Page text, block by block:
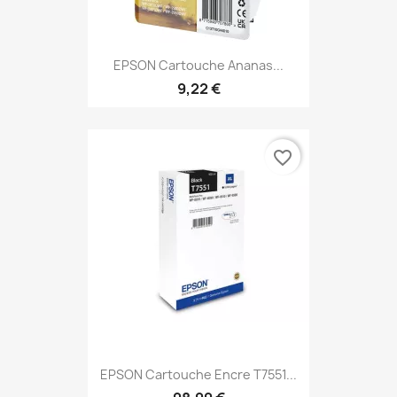
EPSON Cartouche Ananas...
9,22 €
EPSON Cartouche Encre T7551...
favorite_border